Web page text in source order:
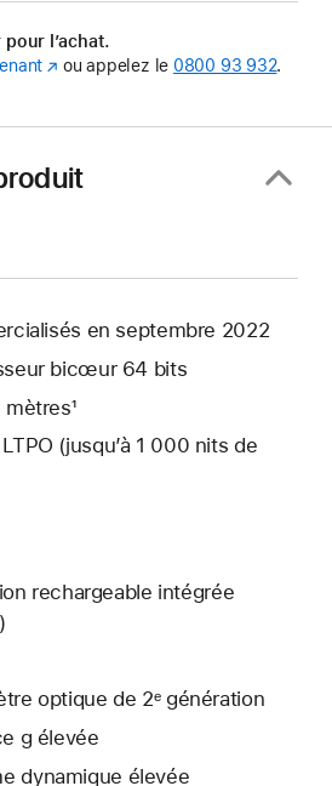
l’achat.
(s’ouvre
ou appelez le 0800 93 932.
en septembre 2022
bicœur 64 bits
(jusqu’à 1 000 nits de
rechargeable intégrée
optique de 2ᵉ génération
g élevée
dynamique élevée